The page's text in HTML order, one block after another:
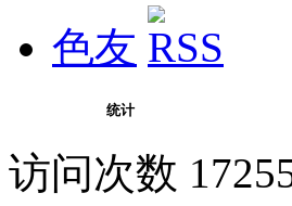
色友
统计
访问次数